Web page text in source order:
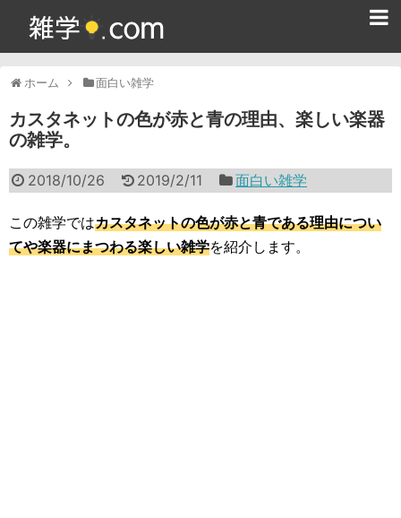
ホーム 面白い雑学
カスタネットの色が赤と青の理由、楽しい楽器
の雑学。
2018/10/26 2019/2/11 面白い雑学
この雑学ではカスタネットの色が赤と青である理由につい
てや楽器にまつわる楽しい雑学を紹介します。
365日雑学カレンダー
面白い雑学
ためになる雑学
スポーツ雑学